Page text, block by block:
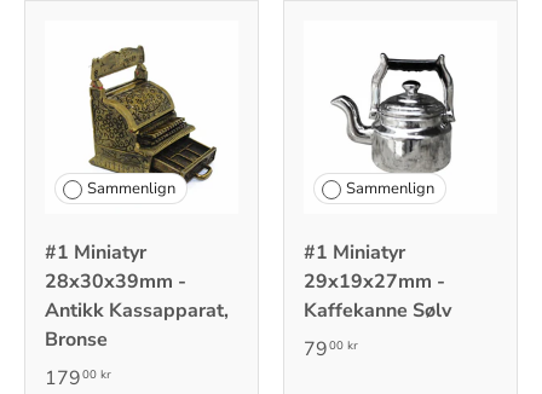
Sammenlign
#1 Miniatyr
28x30x39mm -
Antikk Kassapparat,
Bronse
17900 kr
Sammenlign
#1 Miniatyr
29x19x27mm -
Kaffekanne Sølv
7900 kr